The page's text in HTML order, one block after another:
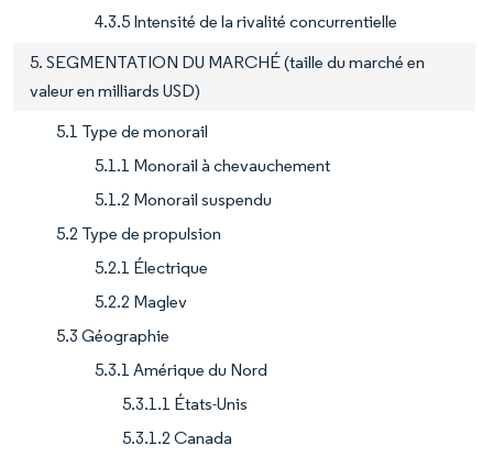
4.3.5 Intensité de la rivalité concurrentielle
5. SEGMENTATION DU MARCHÉ (taille du marché en
valeur en milliards USD)
5.1 Type de monorail
5.1.1 Monorail à chevauchement
5.1.2 Monorail suspendu
5.2 Type de propulsion
5.2.1 Électrique
5.2.2 Maglev
5.3 Géographie
5.3.1 Amérique du Nord
5.3.1.1 États-Unis
5.3.1.2 Canada